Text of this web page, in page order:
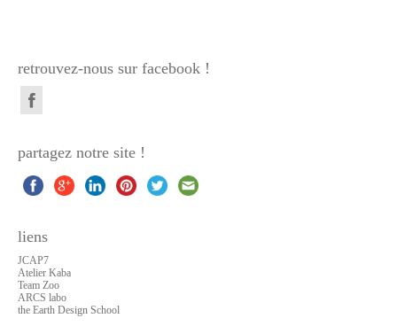
retrouvez-nous sur facebook !
partagez notre site !
liens
JCAP7
Atelier Kaba
Team Zoo
ARCS labo
the Earth Design School